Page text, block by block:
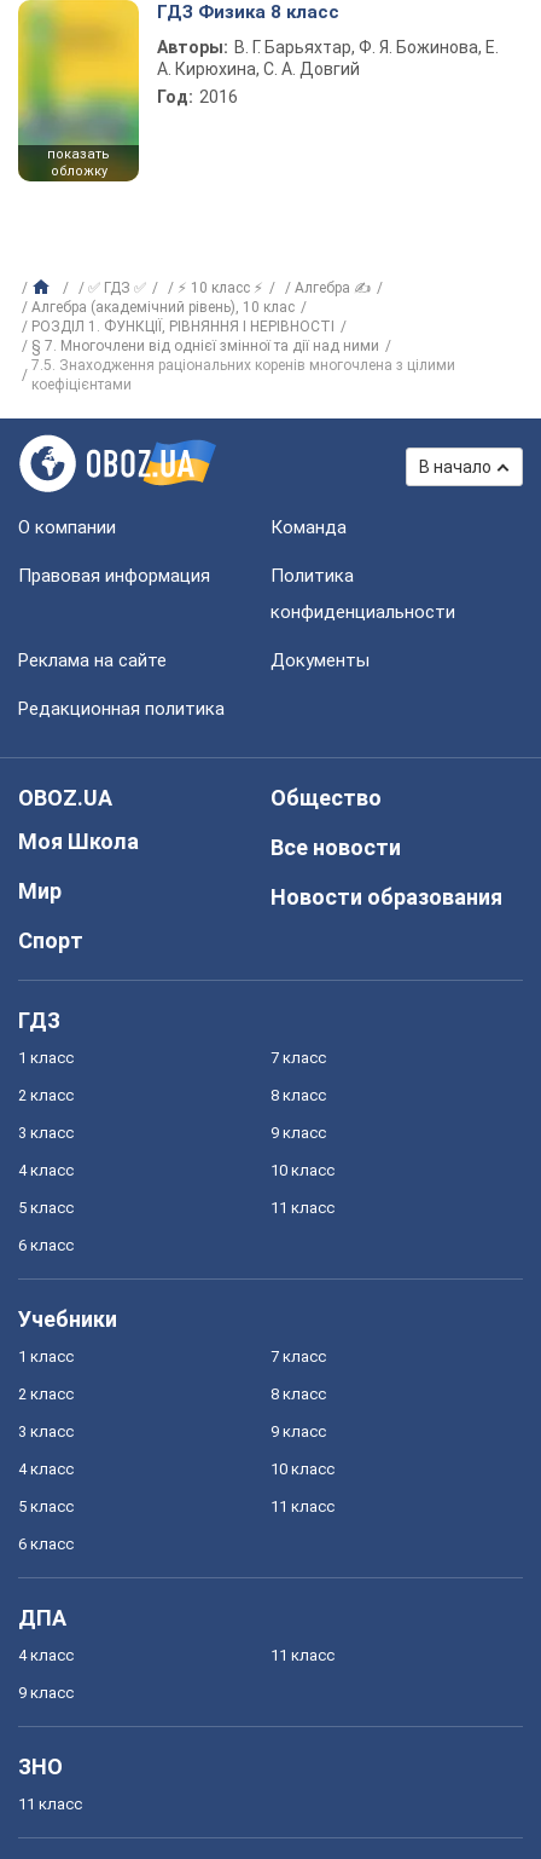
показать
обложку
ГДЗ Физика 8 класс
Авторы: В. Г. Барьяхтар, Ф. Я. Божинова, Е.
А. Кирюхина, С. А. Довгий
Год: 2016
✅ ГДЗ ✅ ⚡ 10 класс ⚡
Алгебра ✍
Алгебра (академічний рівень), 10 клас
РОЗДІЛ 1. ФУНКЦІЇ, РІВНЯННЯ І НЕРІВНОСТІ
§ 7. Многочлени від однієї змінної та дії над ними
7.5. Знаходження раціональних коренів многочлена з цілими
коефіцієнтами
В начало
О компании Команда
Правовая информация
Политика
конфиденциальности
Реклама на сайте Документы
Редакционная политика
OBOZ.UA
Моя Школа
Мир
Спорт
Общество
Все новости
Новости образования
ГДЗ
1 класс
2 класс
3 класс
4 класс
5 класс
6 класс
7 класс
8 класс
9 класс
10 класс
11 класс
Учебники
1 класс
2 класс
3 класс
4 класс
5 класс
6 класс
7 класс
8 класс
9 класс
10 класс
11 класс
ДПА
4 класс
9 класс
11 класс
ЗНО
11 класс